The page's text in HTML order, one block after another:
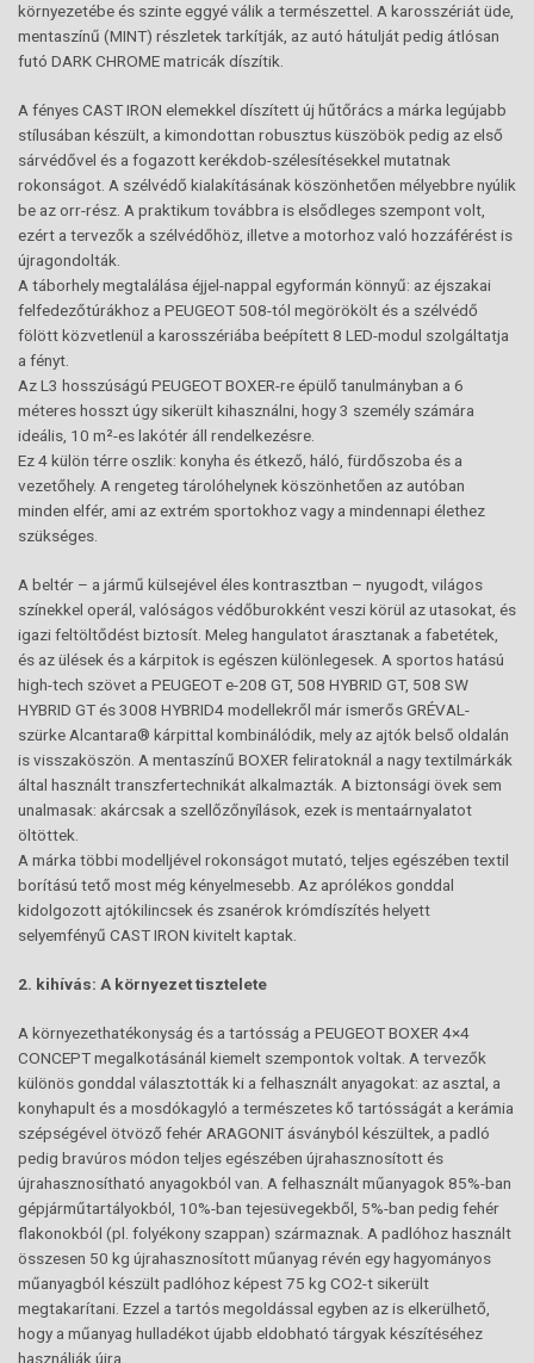
környezetébe és szinte eggyé válik a természettel. A karosszériát üde,
mentaszínű (MINT) részletek tarkítják, az autó hátulját pedig átlósan
futó DARK CHROME matricák díszítik.
A fényes CAST IRON elemekkel díszített új hűtőrács a márka legújabb
stílusában készült, a kimondottan robusztus küszöbök pedig az első
sárvédővel és a fogazott kerékdob-szélesítésekkel mutatnak
rokonságot. A szélvédő kialakításának köszönhetően mélyebbre nyúlik
be az orr-rész. A praktikum továbbra is elsődleges szempont volt,
ezért a tervezők a szélvédőhöz, illetve a motorhoz való hozzáférést is
újragondolták.
A táborhely megtalálása éjjel-nappal egyformán könnyű: az éjszakai
felfedezőtúrákhoz a PEUGEOT 508-tól megörökölt és a szélvédő
fölött közvetlenül a karosszériába beépített 8 LED-modul szolgáltatja
a fényt.
Az L3 hosszúságú PEUGEOT BOXER-re épülő tanulmányban a 6
méteres hosszt úgy sikerült kihasználni, hogy 3 személy számára
ideális, 10 m²-es lakótér áll rendelkezésre.
Ez 4 külön térre oszlik: konyha és étkező, háló, fürdőszoba és a
vezetőhely. A rengeteg tárolóhelynek köszönhetően az autóban
minden elfér, ami az extrém sportokhoz vagy a mindennapi élethez
szükséges.
A beltér – a jármű külsejével éles kontrasztban – nyugodt, világos
színekkel operál, valóságos védőburokként veszi körül az utasokat, és
igazi feltöltődést biztosít. Meleg hangulatot árasztanak a fabetétek,
és az ülések és a kárpitok is egészen különlegesek. A sportos hatású
high-tech szövet a PEUGEOT e-208 GT, 508 HYBRID GT, 508 SW
HYBRID GT és 3008 HYBRID4 modellekről már ismerős GRÉVAL-
szürke Alcantara® kárpittal kombinálódik, mely az ajtók belső oldalán
is visszaköszön. A mentaszínű BOXER feliratoknál a nagy textilmárkák
által használt transzfertechnikát alkalmazták. A biztonsági övek sem
unalmasak: akárcsak a szellőzőnyílások, ezek is mentaárnyalatot
öltöttek.
A márka többi modelljével rokonságot mutató, teljes egészében textil
borítású tető most még kényelmesebb. Az aprólékos gonddal
kidolgozott ajtókilincsek és zsanérok krómdíszítés helyett
selyemfényű CAST IRON kivitelt kaptak.
2. kihívás: A környezet tisztelete
A környezethatékonyság és a tartósság a PEUGEOT BOXER 4×4
CONCEPT megalkotásánál kiemelt szempontok voltak. A tervezők
különös gonddal választották ki a felhasznált anyagokat: az asztal, a
konyhapult és a mosdókagyló a természetes kő tartósságát a kerámia
szépségével ötvöző fehér ARAGONIT ásványból készültek, a padló
pedig bravúros módon teljes egészében újrahasznosított és
újrahasznosítható anyagokból van. A felhasznált műanyagok 85%-ban
gépjárműtartályokból, 10%-ban tejesüvegekből, 5%-ban pedig fehér
flakonokból (pl. folyékony szappan) származnak. A padlóhoz használt
összesen 50 kg újrahasznosított műanyag révén egy hagyományos
műanyagból készült padlóhoz képest 75 kg CO2-t sikerült
megtakarítani. Ezzel a tartós megoldással egyben az is elkerülhető,
hogy a műanyag hulladékot újabb eldobható tárgyak készítéséhez
használják újra.